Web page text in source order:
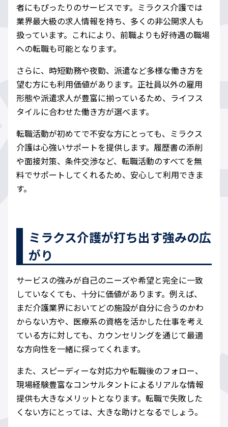
者にもぴったりのサービスです。ミラクス介護では
業界最大級の求人情報を持ち、多くの非公開求人も
扱っています。これにより、前職よりも好待遇の職場
への転職も可能となります。
さらに、時短勤務や夜勤、派遣など多様な働き方を
望む方にも利用価値があります。正社員以外の雇用
形態や派遣求人が豊富に揃っているため、ライフス
タイルに合わせた働き方が選べます。
転職活動が初めてで不安な方にとっても、ミラクス
介護は心強いサポートを提供します。履歴書の添削
や面接対策、条件交渉など、転職活動のすべてを無
料でサポートしてくれるため、安心して利用できま
す。
ミラクス介護が打ち出す強みの広
がり
サービスの強みが自己のニーズや希望と完全に一致
していなくても、十分に価値があります。例えば、
まだ介護業界においてどの施設が自分に合うのかわ
からない方や、医療系の資格を活かした仕事を考え
ている方に対しても、カウンセリングを通じて最適
な方向性を一緒に探ってくれます。
また、スピーディーな対応力や転職後のフォロー、
現場経験豊富なコンサルタントによるリアルな情報
提供も大きなメリットとなります。転職で失敗した
くない方にとっては、大きな助けとなるでしょう。